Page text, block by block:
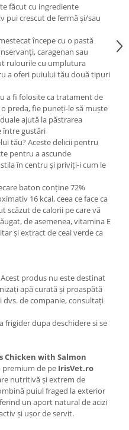
făcut cu ingrediente
pui crescut de fermă și/sau
începe cu o pastă
caragenan sau
rulourile cu umplutura
a oferi puiului tău două tipuri
a fi folosite ca tratament de
preda, fie puneți-le să muște
ajută la păstrarea
între gustări
tău? Aceste delicii pentru
pentru a ascunde
în centru și priviți-i cum le
baton conține 72%
16 kcal, ceea ce face ca
scăzut de calorii pe care vă
de asemenea, vitamina E
și extract de ceai verde ca
produs nu este destinat
apă curată și proaspătă
de companie, consultați
frigider dupa deschidere si se
Chicken with Salmon
premium de pe IrisVet.ro
nutritivă și extrem de
puiul fraged la exterior
un aport natural de acizi
și ușor de servit.